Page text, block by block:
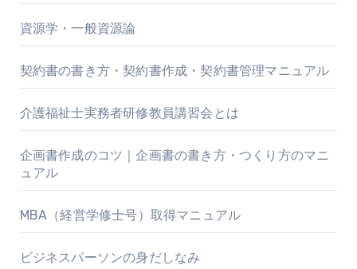
資源学・一般資源論
契約書の書き方・契約書作成・契約書管理マニュアル
介護福祉士実務者研修教員講習会とは
企画書作成のコツ｜企画書の書き方・つくり方のマニ
ュアル
MBA（経営学修士号）取得マニュアル
ビジネスパーソンの身だしなみ